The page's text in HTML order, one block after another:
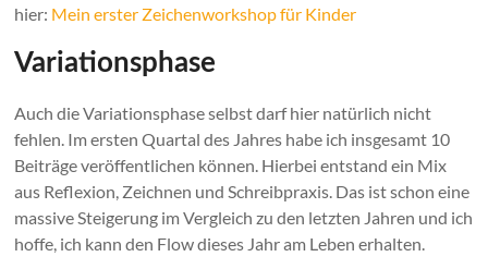
hier: Mein erster Zeichenworkshop für Kinder
Variationsphase
Auch die Variationsphase selbst darf hier natürlich nicht
fehlen. Im ersten Quartal des Jahres habe ich insgesamt 10
Beiträge veröffentlichen können. Hierbei entstand ein Mix
aus Reflexion, Zeichnen und Schreibpraxis. Das ist schon eine
massive Steigerung im Vergleich zu den letzten Jahren und ich
hoffe, ich kann den Flow dieses Jahr am Leben erhalten.